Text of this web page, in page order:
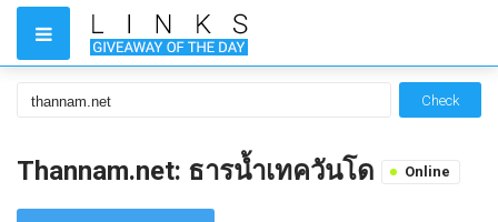
Check
Thannam.net: ธารน้ำเทควันโด Online